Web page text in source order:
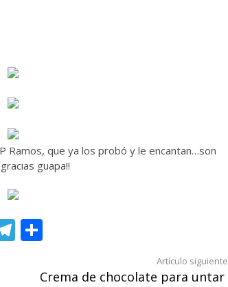
Ramos, que ya los probó y le encantan…son
guapa!!
Telegram
Artículo siguiente
Crema de chocolate para untar